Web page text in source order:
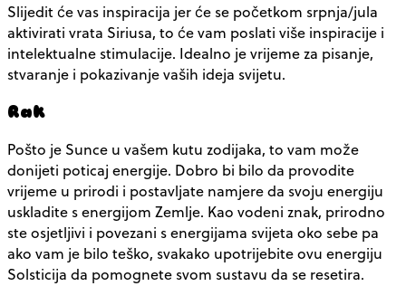
Slijedit će vas inspiracija jer će se početkom srpnja/jula
aktivirati vrata Siriusa, to će vam poslati više inspiracije i
intelektualne stimulacije. Idealno je vrijeme za pisanje,
stvaranje i pokazivanje vaših ideja svijetu.
Rak
Pošto je Sunce u vašem kutu zodijaka, to vam može
donijeti poticaj energije. Dobro bi bilo da provodite
vrijeme u prirodi i postavljate namjere da svoju energiju
uskladite s energijom Zemlje. Kao vodeni znak, prirodno
ste osjetljivi i povezani s energijama svijeta oko sebe pa
ako vam je bilo teško, svakako upotrijebite ovu energiju
Solsticija da pomognete svom sustavu da se resetira.